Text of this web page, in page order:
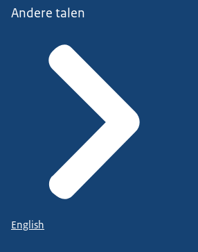
Andere talen
English